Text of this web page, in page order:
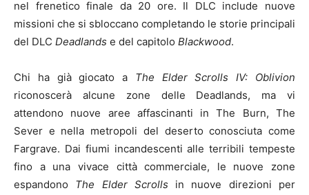
nel frenetico finale da 20 ore. Il DLC include nuove
missioni che si sbloccano completando le storie principali
del DLC Deadlands e del capitolo Blackwood.
Chi ha già giocato a The Elder Scrolls IV: Oblivion
riconoscerà alcune zone delle Deadlands, ma vi
attendono nuove aree affascinanti in The Burn, The
Sever e nella metropoli del deserto conosciuta come
Fargrave. Dai fiumi incandescenti alle terribili tempeste
fino a una vivace città commerciale, le nuove zone
espandono The Elder Scrolls in nuove direzioni per